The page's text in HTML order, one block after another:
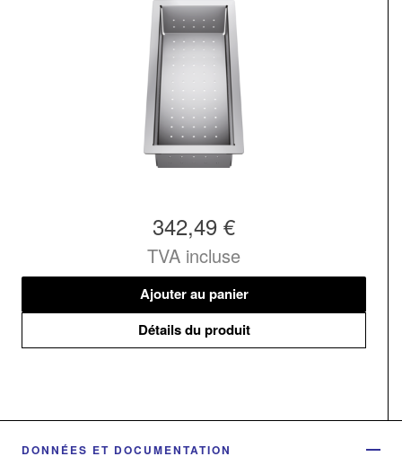
342,49 €
TVA incluse
Ajouter au panier
Détails du produit
DONNÉES ET DOCUMENTATION